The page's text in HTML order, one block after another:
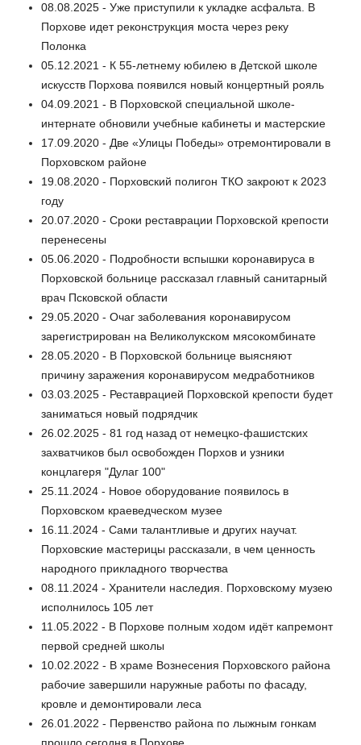
08.08.2025 - Уже приступили к укладке асфальта. В
Порхове идет реконструкция моста через реку
Полонка
05.12.2021 - К 55-летнему юбилею в Детской школе
искусств Порхова появился новый концертный рояль
04.09.2021 - В Порховской специальной школе-
интернате обновили учебные кабинеты и мастерские
17.09.2020 - Две «Улицы Победы» отремонтировали в
Порховском районе
19.08.2020 - Порховский полигон ТКО закроют к 2023
году
20.07.2020 - Сроки реставрации Порховской крепости
перенесены
05.06.2020 - Подробности вспышки коронавируса в
Порховской больнице рассказал главный санитарный
врач Псковской области
29.05.2020 - Очаг заболевания коронавирусом
зарегистрирован на Великолукском мясокомбинате
28.05.2020 - В Порховской больнице выясняют
причину заражения коронавирусом медработников
03.03.2025 - Реставрацией Порховской крепости будет
заниматься новый подрядчик
26.02.2025 - 81 год назад от немецко-фашистских
захватчиков был освобожден Порхов и узники
концлагеря "Дулаг 100"
25.11.2024 - Новое оборудование появилось в
Порховском краеведческом музее
16.11.2024 - Сами талантливые и других научат.
Порховские мастерицы рассказали, в чем ценность
народного прикладного творчества
08.11.2024 - Хранители наследия. Порховскому музею
исполнилось 105 лет
11.05.2022 - В Порхове полным ходом идёт капремонт
первой средней школы
10.02.2022 - В храме Вознесения Порховского района
рабочие завершили наружные работы по фасаду,
кровле и демонтировали леса
26.01.2022 - Первенство района по лыжным гонкам